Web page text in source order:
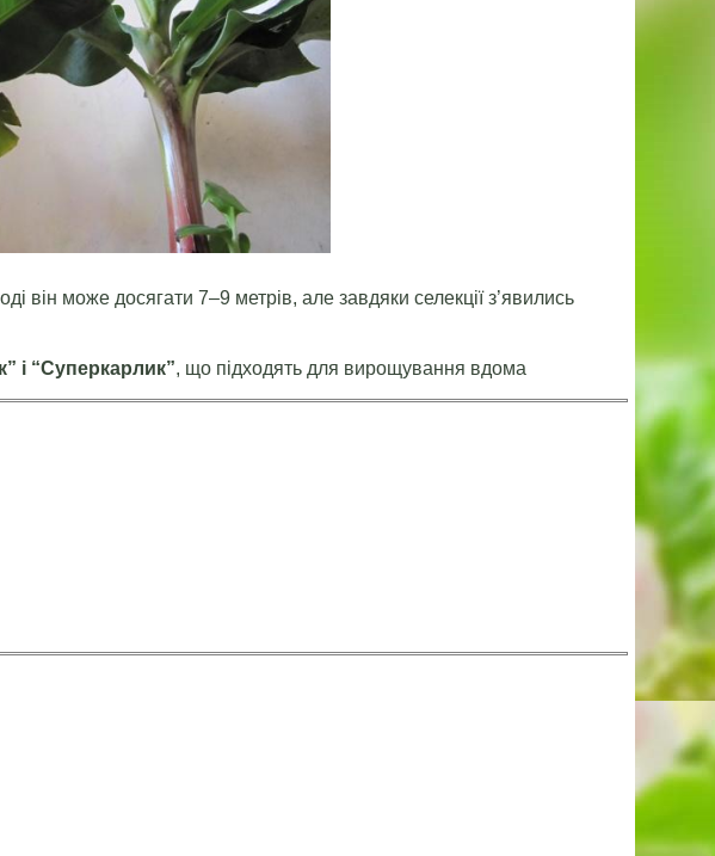
він може досягати 7–9 метрів, але завдяки селекції з’явились
і “Суперкарлик”, що підходять для вирощування вдома